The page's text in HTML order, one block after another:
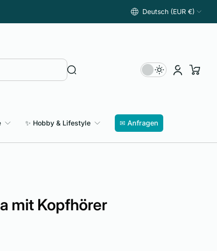
Deutsch (EUR €)
✨ Hobby & Lifestyle ✉ Anfragen
mit Kopfhörer